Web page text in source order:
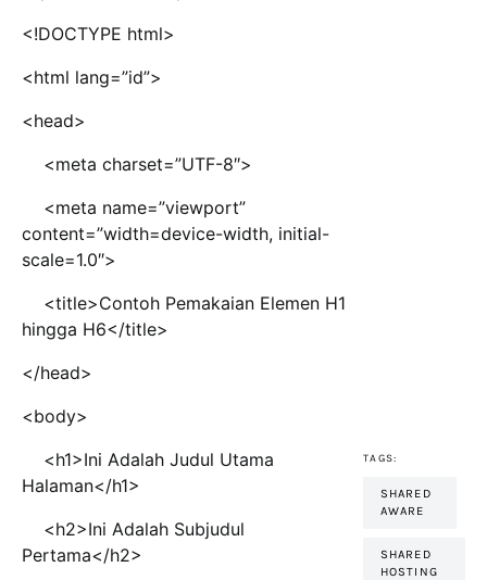
<!DOCTYPE html>
<html lang=”id”>
<head>
<meta charset=”UTF-8″>
<meta name=”viewport”
content=”width=device-width, initial-
scale=1.0″>
<title>Contoh Pemakaian Elemen H1
hingga H6</title>
</head>
<body>
<h1>Ini Adalah Judul Utama
Halaman</h1>
<h2>Ini Adalah Subjudul
Pertama</h2>
TAGS:
SHARED
AWARE
SHARED
HOSTING